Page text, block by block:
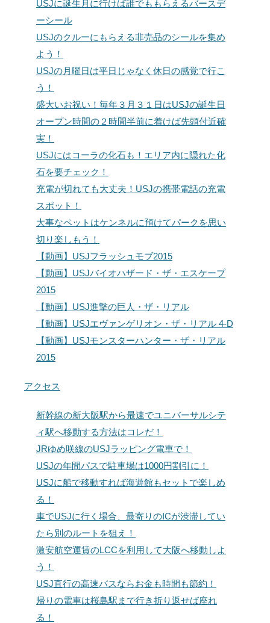
USJに誕生月に行けば誰でももらえるバースデ
ーシール
USJのクルーにもらえる非売品のシールを集め
よう！
USJの月曜日は平日じゃなく休日の感覚で行こ
う！
盛大いお祝い！毎年３月３１日はUSJの誕生日
オープン時間の２時間半前に着けば先頭付近確
実！
USJにはコーラの化石も！エリア内に隠れた化
石を要チェック！
充電が切れても大丈夫！USJの携帯電話の充電
スポット！
大事なペットはケンネルに預けてパークを思い
切り楽しもう！
【動画】USJフラッシュモブ2015
【動画】USJバイオハザード・ザ・エスケープ
2015
【動画】USJ進撃の巨人・ザ・リアル
【動画】USJエヴァンゲリオン・ザ・リアル 4-D
【動画】USJモンスターハンター・ザ・リアル
2015
アクセス
新幹線の新大阪駅から最速でユニバーサルシテ
ィ駅へ移動する方法はコレだ！
JRゆめ咲線のUSJラッピング電車で！
USJの年間パスで駐車場は1000円割引に！
USJに船で移動すれば海遊館もセットで楽しめ
る！
車でUSJに行く場合、最寄りのICが渋滞してい
たら別のルートを狙え！
激安航空運賃のLCCを利用して大阪へ移動しよ
う！
USJ直行の高速バスならお金も時間も節約！
帰りの電車は桜島駅まで行き折り返せば座れ
る！